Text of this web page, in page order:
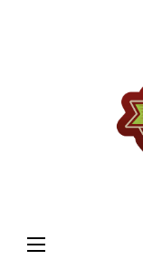
Basculer
la
☰